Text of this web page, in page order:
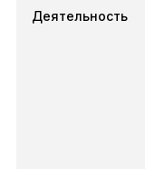
Деятельность